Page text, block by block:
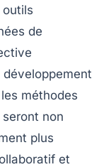
de
méthodes
non
plus
et